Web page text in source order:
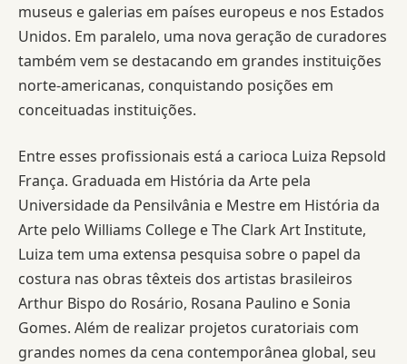
museus e galerias em países europeus e nos Estados
Unidos. Em paralelo, uma nova geração de curadores
também vem se destacando em grandes instituições
norte-americanas, conquistando posições em
conceituadas instituições.
Entre esses profissionais está a carioca Luiza Repsold
França. Graduada em História da Arte pela
Universidade da Pensilvânia e Mestre em História da
Arte pelo Williams College e The Clark Art Institute,
Luiza tem uma extensa pesquisa sobre o papel da
costura nas obras têxteis dos artistas brasileiros
Arthur Bispo do Rosário, Rosana Paulino e Sonia
Gomes. Além de realizar projetos curatoriais com
grandes nomes da cena contemporânea global, seu